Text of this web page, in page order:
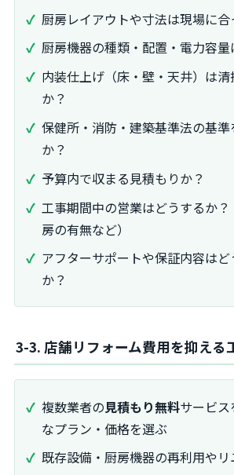
厨房レイアウトや寸法は現場に合
厨房機器の種類・配置・電力容量
内装仕上げ（床・壁・天井）は
か？
保健所・消防・建築基準法の基
か？
予算内で収まる見積もりか？
工事期間中の営業はどうするか
房の有無など）
アフターサポートや保証内容はど
か？
3-3. 店舗リフォーム費用を抑える
複数業者の見積もり無料サービ
なプラン・価格を選ぶ
既存設備・厨房機器の再利用やリ